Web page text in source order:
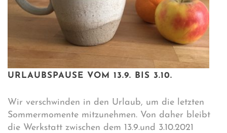
URLAUBSPAUSE VOM 13.9. BIS 3.10.
Wir verschwinden in den Urlaub, um die letzten
Sommermomente mitzunehmen. Von daher bleibt
die Werkstatt zwischen dem 13.9.und 3.10.2021